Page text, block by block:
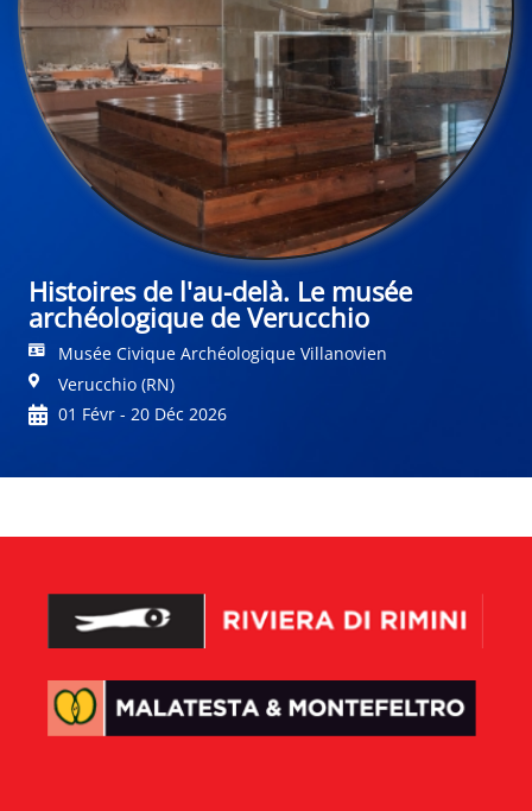
Histoires de l'au-delà. Le musée
archéologique de Verucchio
Musée Civique Archéologique Villanovien
Verucchio (RN)
01 Févr - 20 Déc 2026